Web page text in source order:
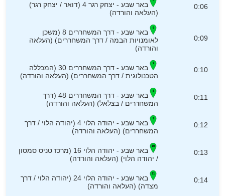
0:06
באר שבע - יצחק רגר 4 (דואר / יצחק רגר)
(העלאה והורדה)
0:09
באר שבע - דרך המשחררים 8 (משכן
לאומנויות הבמה / דרך המשחררים) (העלאה
והורדה)
0:10
באר שבע - דרך המשחררים 30 (המכללה
הטכנולוגית / דרך המשחררים) (העלאה והורדה)
0:11
באר שבע - דרך המשחררים 48 (דרך
המשחררים / בצלאל) (העלאה והורדה)
0:12
באר שבע - יהודה הלוי 4 (יהודה הלוי / דרך
המשחררים) (העלאה והורדה)
0:13
באר שבע - יהודה הלוי 16 (מרכז טניס סמסון
/ יהודה הלוי) (העלאה והורדה)
0:14
באר שבע - יהודה הלוי 24 (יהודה הלוי / דרך
מצדה) (העלאה והורדה)